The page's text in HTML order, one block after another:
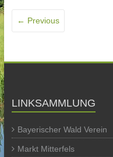
← Previous
LINKSAMMLUNG
Bayerischer Wald Verein
Markt Mitterfels